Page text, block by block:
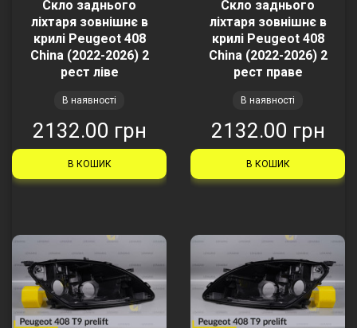
Скло заднього
ліхтаря зовнішнє в
крилі Peugeot 408
China (2022-2026) 2
рест ліве
В наявності
2132.00 грн
В КОШИК
Скло заднього
ліхтаря зовнішнє в
крилі Peugeot 408
China (2022-2026) 2
рест праве
В наявності
2132.00 грн
В КОШИК